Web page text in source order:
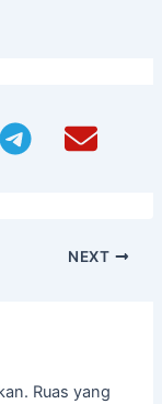
NEXT
Ruas yang